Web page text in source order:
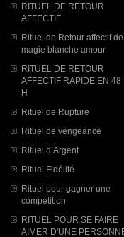
RITUEL DE RETOUR
AFFECTIF
Rituel de Retour affectif de
magie blanche amour
RITUEL DE RETOUR
AFFECTIF RAPIDE EN 48
H
Rituel de Rupture
Rituel de vengeance
Rituel d’Argent
Rituel Fidélité
Rituel pour gagner une
compétition
RITUEL POUR SE FAIRE
AIMER D'UNE